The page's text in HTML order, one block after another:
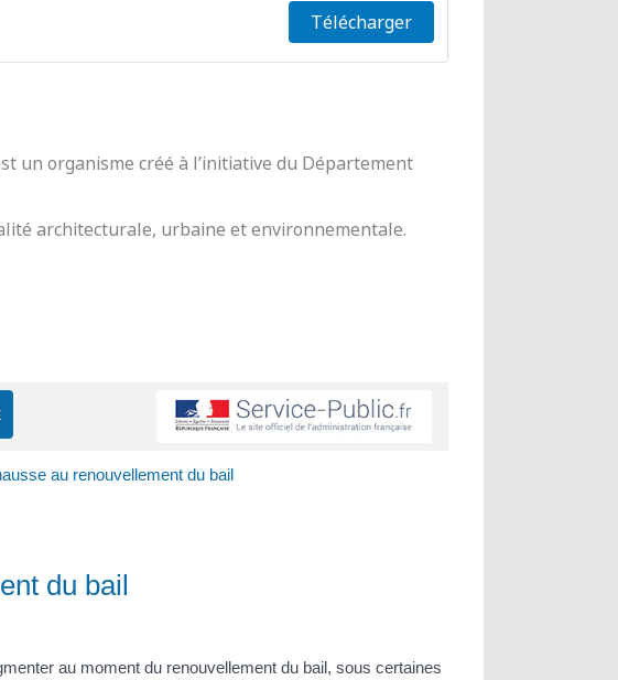
Télécharger
un organisme créé à l’initiative du Département
architecturale, urbaine et environnementale.
au renouvellement du bail
du bail
au moment du renouvellement du bail, sous certaines